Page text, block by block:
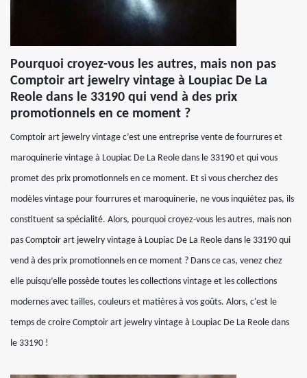
Pourquoi croyez-vous les autres, mais non pas
Comptoir art jewelry vintage à Loupiac De La
Reole dans le 33190 qui vend à des prix
promotionnels en ce moment ?
Comptoir art jewelry vintage c’est une entreprise vente de fourrures et
maroquinerie vintage à Loupiac De La Reole dans le 33190 et qui vous
promet des prix promotionnels en ce moment. Et si vous cherchez des
modèles vintage pour fourrures et maroquinerie, ne vous inquiétez pas, ils
constituent sa spécialité. Alors, pourquoi croyez-vous les autres, mais non
pas Comptoir art jewelry vintage à Loupiac De La Reole dans le 33190 qui
vend à des prix promotionnels en ce moment ? Dans ce cas, venez chez
elle puisqu’elle possède toutes les collections vintage et les collections
modernes avec tailles, couleurs et matières à vos goûts. Alors, c'est le
temps de croire Comptoir art jewelry vintage à Loupiac De La Reole dans
le 33190 !